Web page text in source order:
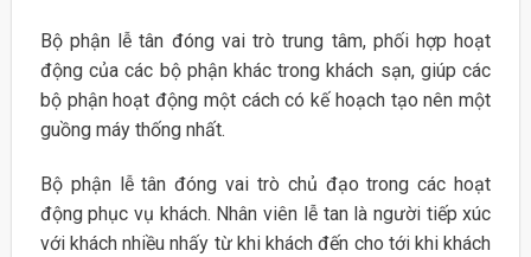
Bộ phận lễ tân đóng vai trò trung tâm, phối hợp hoạt
động của các bộ phận khác trong khách sạn, giúp các
bộ phận hoạt động một cách có kế hoạch tạo nên một
guồng máy thống nhất.
Bộ phận lễ tân đóng vai trò chủ đạo trong các hoạt
động phục vụ khách. Nhân viên lễ tan là người tiếp xúc
với khách nhiều nhấy từ khi khách đến cho tới khi khách